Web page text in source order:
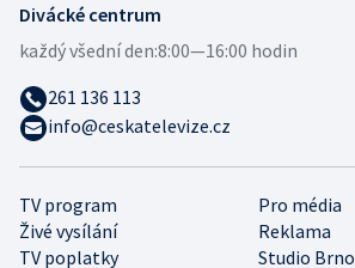
TV program
Pro média
Živé vysílání
Reklama
TV poplatky
Studio Brno
Divácké centrum
každý všední den:8:00—16:00 hodin
261 136 113
info@ceskatelevize.cz